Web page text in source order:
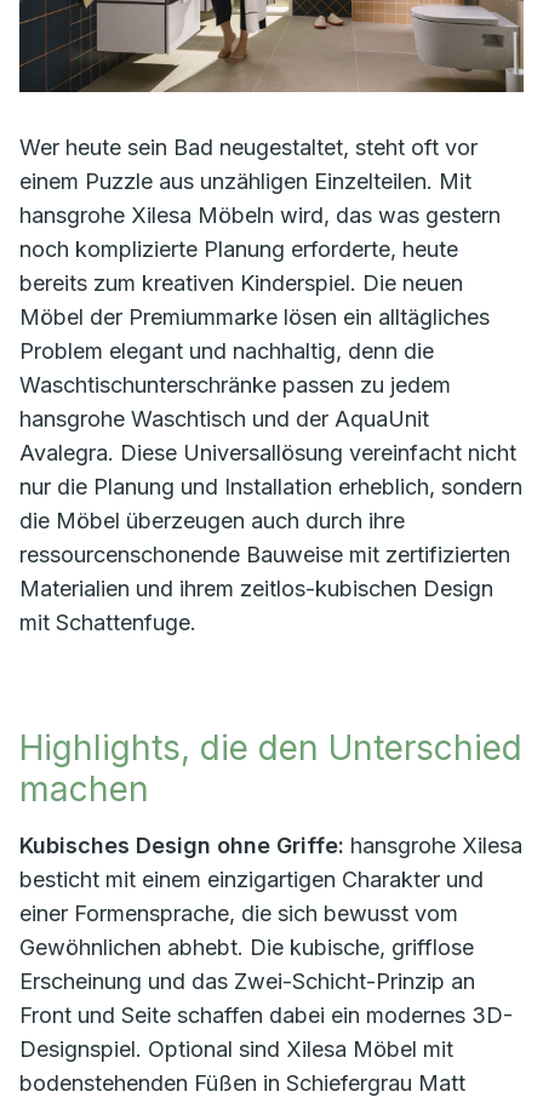
Wer heute sein Bad neugestaltet, steht oft vor
einem Puzzle aus unzähligen Einzelteilen. Mit
hansgrohe Xilesa Möbeln wird, das was gestern
noch komplizierte Planung erforderte, heute
bereits zum kreativen Kinderspiel. Die neuen
Möbel der Premiummarke lösen ein alltägliches
Problem elegant und nachhaltig, denn die
Waschtischunterschränke passen zu jedem
hansgrohe Waschtisch und der AquaUnit
Avalegra. Diese Universallösung vereinfacht nicht
nur die Planung und Installation erheblich, sondern
die Möbel überzeugen auch durch ihre
ressourcenschonende Bauweise mit zertifizierten
Materialien und ihrem zeitlos-kubischen Design
mit Schattenfuge.
Highlights, die den Unterschied
machen
Kubisches Design ohne Griffe: hansgrohe Xilesa
besticht mit einem einzigartigen Charakter und
einer Formensprache, die sich bewusst vom
Gewöhnlichen abhebt. Die kubische, grifflose
Erscheinung und das Zwei-Schicht-Prinzip an
Front und Seite schaffen dabei ein modernes 3D-
Designspiel. Optional sind Xilesa Möbel mit
bodenstehenden Füßen in Schiefergrau Matt